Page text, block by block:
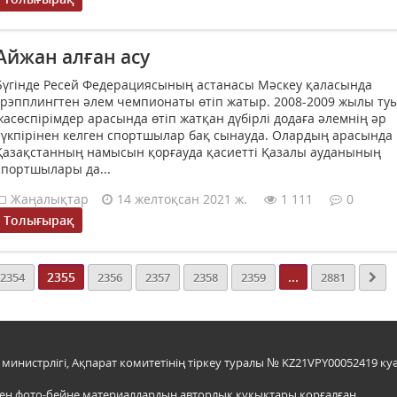
алған асу
Ресей Федерациясының астанасы Мәскеу қаласында
әлем чемпионаты өтіп жатыр. 2008-2009 жылы
арасында өтіп жатқан дүбірлі додаға әлемнің әр
келген спортшылар бақ сынауда. Олардың арасында
намысын қорғауда қасиетті Қазалы ауданының
да...
Жаңалықтар
14 желтоқсан 2021 ж. 1 111
0
Толығырақ
2354 2355 2356 2357 2358 2359 ... 2881
Ақпарат комитетінің тіркеу туралы № KZ21VPY00052419